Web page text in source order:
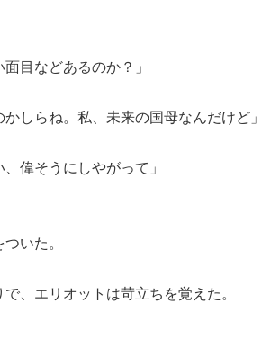
目などあるのか？」
しらね。私、未来の国母なんだけど」
偉そうにしやがって」
いた。
、エリオットは苛立ちを覚えた。